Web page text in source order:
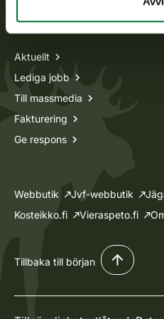
Information om oss
Aktuellt
Lediga jobb
Till massmedia
Fakturering
Ge respons
Webbutik Jvf-webbutik
Kosteikko.fi
Vieraspeto.fi
Tillbaka till början